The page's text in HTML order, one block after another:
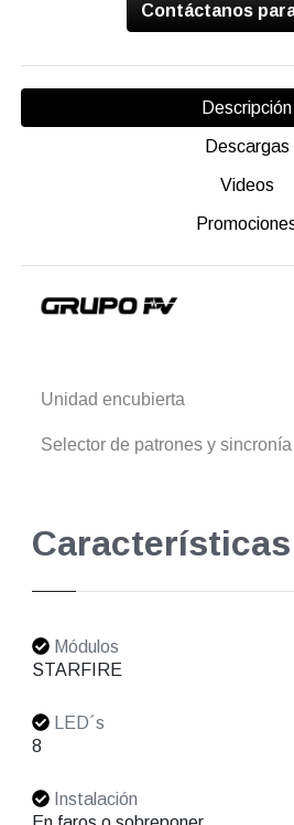
Contáctanos
Descripción
Descargas
Videos
Unidad encubierta
Selector de patrones y sincronía
Características
Módulos
STARFIRE
LED´s
8
Instalación